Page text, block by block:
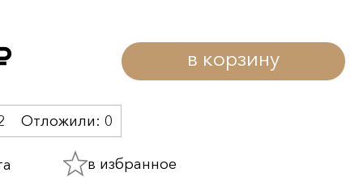
в корзину
Отложили: 0
в избранное